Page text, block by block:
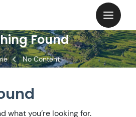
Found
No Content
what you’re looking for.